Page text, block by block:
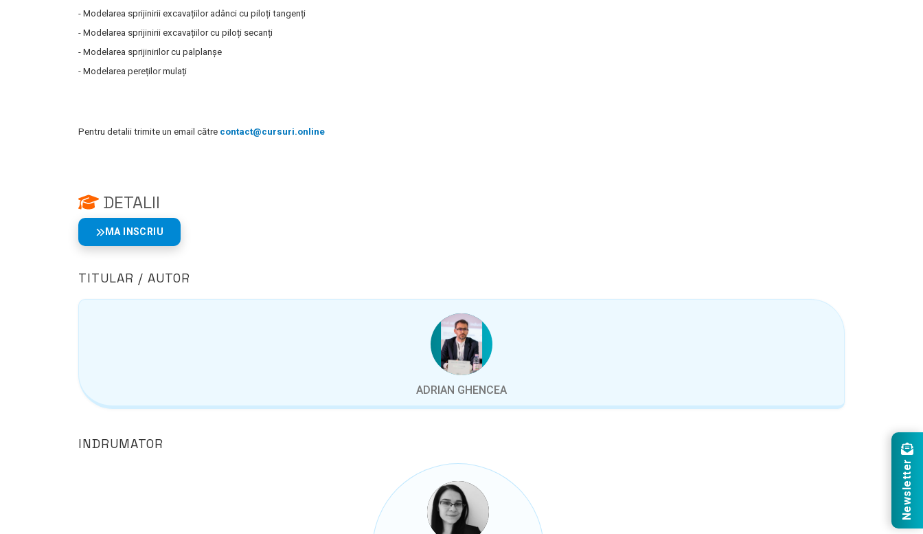
- Modelarea sprijinirii excavațiilor adânci cu piloți tangenți
- Modelarea sprijinirii excavațiilorcu piloți secanți
- Modelarea sprijinirilor cu palplanșe
- Modelarea pereților mulați
Pentru detalii trimite un email către contact@cursuri.online
DETALII
MA INSCRIU
TITULAR / AUTOR
ADRIAN GHENCEA
INDRUMATOR
Newsletter